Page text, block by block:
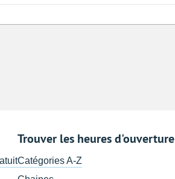
Trouver les heures d'ouverture
Catégories A-Z